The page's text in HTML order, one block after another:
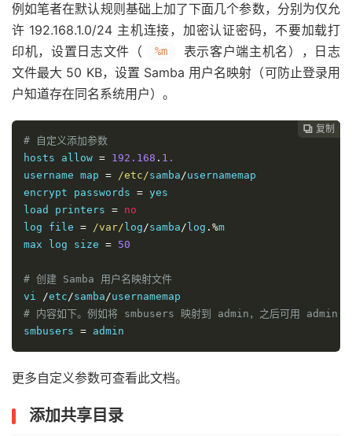
例如笔者在默认规则基础上加了下面几个参数，分别为仅允
许 192.168.1.0/24 主机连接，加密认证密码，不要加载打
印机，设置日志文件（
%m
表示客户端主机名），日志
文件最大 50 KB，设置 Samba 用户名映射（可防止登录用
户知道存在同名系统用户）。
 复制
 复制
 复制
 复制
# 自定义添加参数
hosts allow = 192.168 . 1.
username map = /etc/samba/usernamemap
encrypt passwords = yes
load printers = no
log file = /var/ log/samba/ log .%m
max log size = 50
# 创建 Samba 用户名映射文件
vi /etc/samba/
# 内容如下。例如将 smbusers 映射到 admin，之后可用 admin
smbusers = admin
更多自定义参数可查看此文档。
添加共享目录